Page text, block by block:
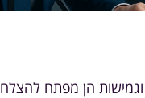
וגמישות הן מפתח